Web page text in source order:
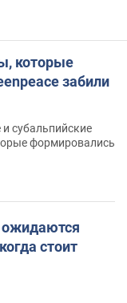
которые
забили
субальпийские
формировались
ожидаются
стоит